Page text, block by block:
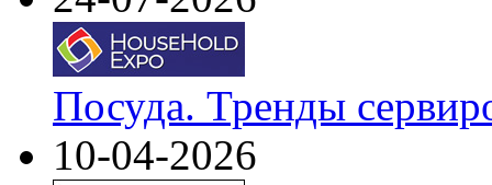
Посуда. Тренды
10-04-2026